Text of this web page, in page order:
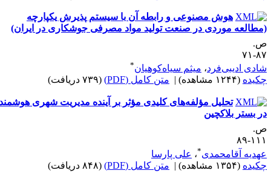
هوش مصنوعی و رابطه آن با سیستم پذیرش یکپارچه
موردی در صنعت تولید مواد مصرفی جوشکاری در ایران)
۷۱
ادیبی‌فرد ،میثم سیاه‌کوهیان *
(۱۲۴۴ مشاهده) | متن کامل (PDF) (۷۳۹ دریافت)
تحلیل مؤلفه‌های کلیدی مؤثر بر آینده مدیریت شهری هوشمند
بستر بلاکچین
۸۹
آقامحمدی
،علی پارسا
(۱۳۵۴ مشاهده) | متن کامل (PDF) (۸۴۸ دریافت)